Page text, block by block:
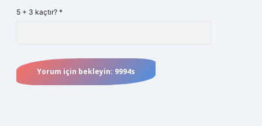
5 + 3 kaçtır? *